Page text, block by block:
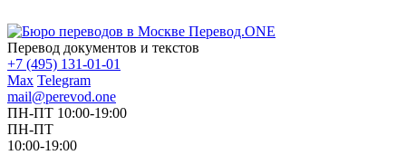
Перевод документов и текстов
+7 (495) 131-01-01
Max Telegram
mail@perevod.one
ПН-ПТ 10:00-19:00
ПН-ПТ
10:00-19:00